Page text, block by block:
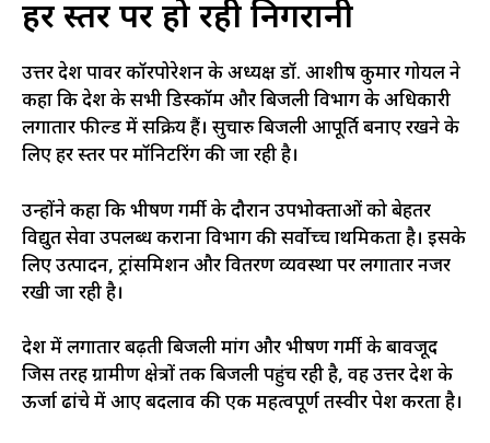
हर स्तर पर हो रही निगरानी
उत्तर प्रदेश पावर कॉरपोरेशन के अध्यक्ष डॉ. आशीष कुमार गोयल ने
कहा कि प्रदेश के सभी डिस्कॉम और बिजली विभाग के अधिकारी
लगातार फील्ड में सक्रिय हैं। सुचारु बिजली आपूर्ति बनाए रखने के
लिए हर स्तर पर मॉनिटरिंग की जा रही है।
उन्होंने कहा कि भीषण गर्मी के दौरान उपभोक्ताओं को बेहतर
विद्युत सेवा उपलब्ध कराना विभाग की सर्वोच्च प्राथमिकता है। इसके
लिए उत्पादन, ट्रांसमिशन और वितरण व्यवस्था पर लगातार नजर
रखी जा रही है।
प्रदेश में लगातार बढ़ती बिजली मांग और भीषण गर्मी के बावजूद
जिस तरह ग्रामीण क्षेत्रों तक बिजली पहुंच रही है, वह उत्तर प्रदेश के
ऊर्जा ढांचे में आए बदलाव की एक महत्वपूर्ण तस्वीर पेश करता है।